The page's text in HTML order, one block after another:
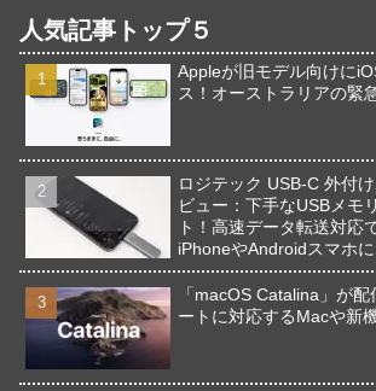
人気記事トップ５
Appleが旧モデル向けに
ス！オーストラリアの緊
ロジテック USB-C 外付
ビュー：下手なUSBメモ
ト！高速データ転送対応
iPhoneやAndroidスマホに
「macOS Catalina」が
ートに対応するMacや新